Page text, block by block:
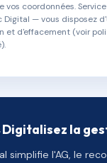
vos coordonnées.
Digital — vous disposez
et d'effacement (voir
Digitalisez la
simplifie l'AG, le